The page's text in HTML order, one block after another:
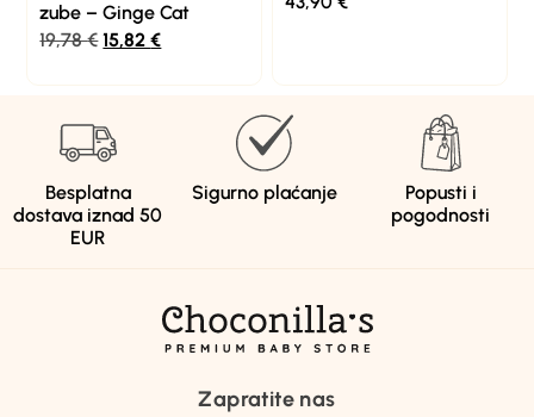
zube – Ginge Cat
19,78€ 15,82€
Besplatna
dostava iznad 50
EUR
Sigurno plaćanje
Popusti i
pogodnosti
Zapratite nas